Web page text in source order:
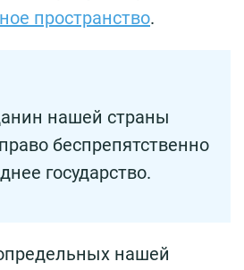
пространство.
нашей страны
беспрепятственно
государство.
нашей